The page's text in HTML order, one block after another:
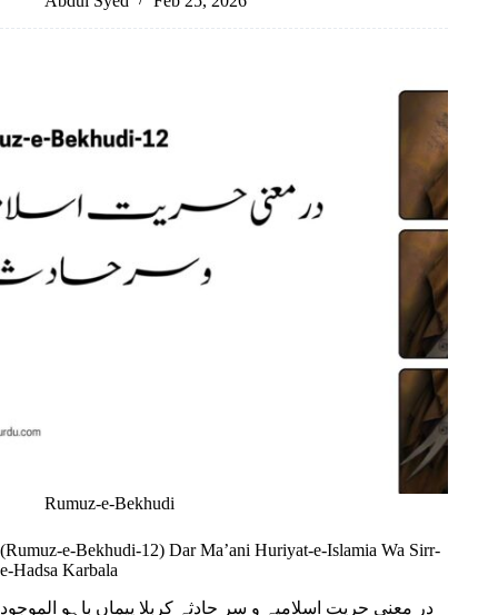
Rumuz-e-Bekhudi
(Rumuz-e-Bekhudi-12) Dar Ma’ani Huriyat-e-Islamia Wa Sirr-
e-Hadsa Karbala
در معنی حریت اسلامیہ و سر حادثہ کربلا پیماں باہو الموجود